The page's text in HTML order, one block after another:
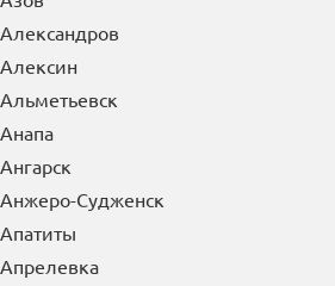
Александров
Алексин
Альметьевск
Анапа
Ангарск
Анжеро-Судженск
Апатиты
Апрелевка